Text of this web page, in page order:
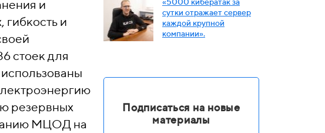
и
и
стоек для
резервных
МЦОД на
сутки отражает сервер
каждой крупной
компании».
Подписаться на новые
материалы